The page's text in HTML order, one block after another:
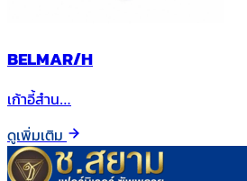
BELMAR/H
เก้าอี้สำน…
ดูเพิ่มเติม